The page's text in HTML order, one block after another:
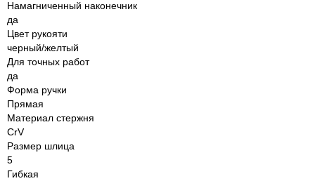
Намагниченный наконечник
да
Цвет рукояти
черный/желтый
Для точных работ
да
Форма ручки
Прямая
Материал стержня
CrV
Размер шлица
5
Гибкая